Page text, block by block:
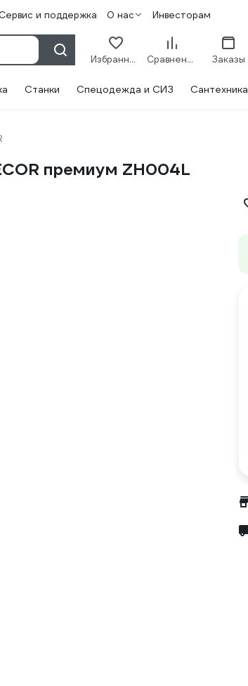
и поддержка О нас Инвесторам
Избранное Сравнение Заказы
Станки Спецодежда и СИЗ Сантехника
премиум ZH004L